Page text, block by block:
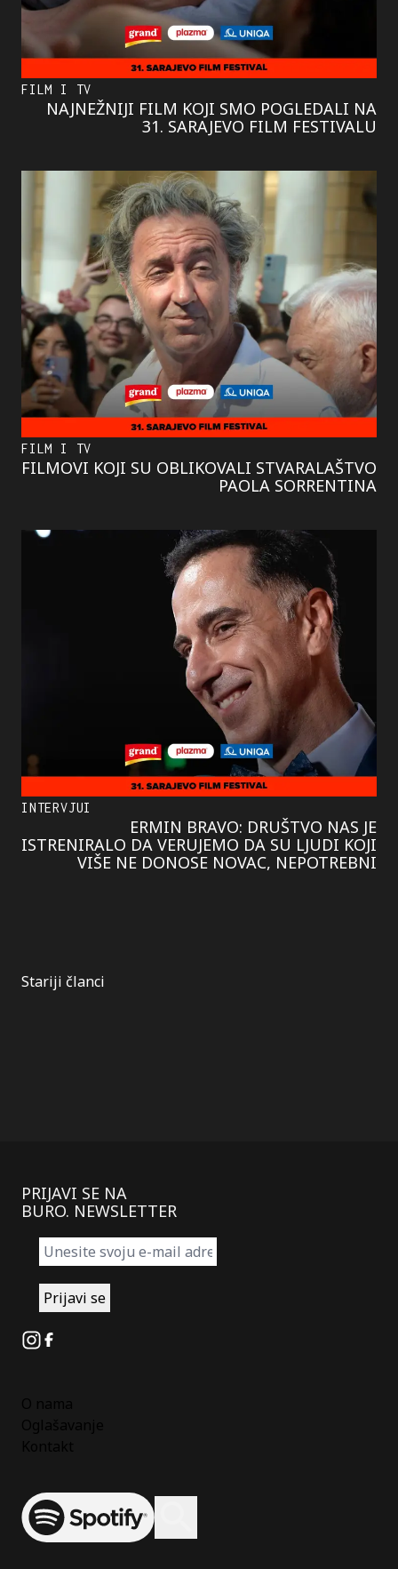
FILM I TV
NAJNEŽNIJI FILM KOJI SMO POGLEDALI NA
31. SARAJEVO FILM FESTIVALU
FILM I TV
FILMOVI KOJI SU OBLIKOVALI STVARALAŠTVO
PAOLA SORRENTINA
INTERVJUI
ERMIN BRAVO: DRUŠTVO NAS JE
ISTRENIRALO DA VERUJEMO DA SU LJUDI KOJI
VIŠE NE DONOSE NOVAC, NEPOTREBNI
Kretanje
Stariji članci
PRIJAVI SE NA
BURO. NEWSLETTER
Instagram
Facebook
Spotify